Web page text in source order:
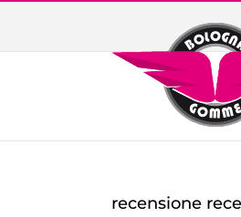
content
recensione